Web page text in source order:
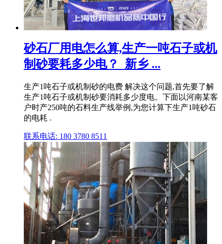
砂石厂用电怎么算,生产一吨石子或机
制砂要耗多少电？_新乡 ...
生产1吨石子或机制砂的电费 解决这个问题,首先要了解
生产1吨石子或机制砂要消耗多少度电。下面以河南某客
户时产250吨的石料生产线举例,为您计算下生产1吨砂石
的电耗 .
联系电话: 180 3780 8511